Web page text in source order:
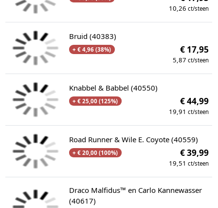
10,26 ct/steen
Bruid (40383)
+ € 4,96 (38%) € 17,95
5,87 ct/steen
Knabbel & Babbel (40550)
+ € 25,00 (125%) € 44,99
19,91 ct/steen
Road Runner & Wile E. Coyote (40559)
+ € 20,00 (100%) € 39,99
19,51 ct/steen
Draco Malfidus™ en Carlo Kannewasser
(40617)